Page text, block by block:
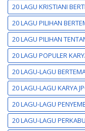
20 LAGU KRISTIANI
20 LAGU PILIHAN
20 LAGU PILIHAN
20 LAGU POPULER
20 LAGU-LAGU
20 LAGU-LAGU KARYA
20 LAGU-LAGU
20 LAGU-LAGU